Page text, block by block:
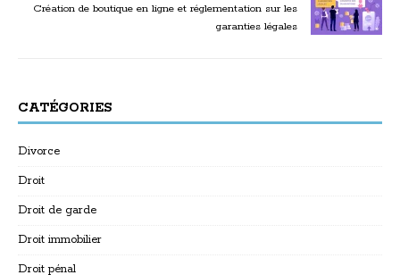
Création de boutique en ligne et réglementation sur les
garanties légales
CATÉGORIES
Divorce
Droit
Droit de garde
Droit immobilier
Droit pénal